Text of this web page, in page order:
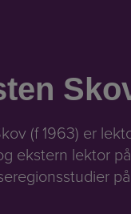
(f 1963) er
ekstern lektor